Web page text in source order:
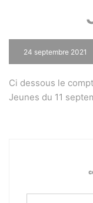
24 septembre 2021
Ci dessous le
Jeunes du 11